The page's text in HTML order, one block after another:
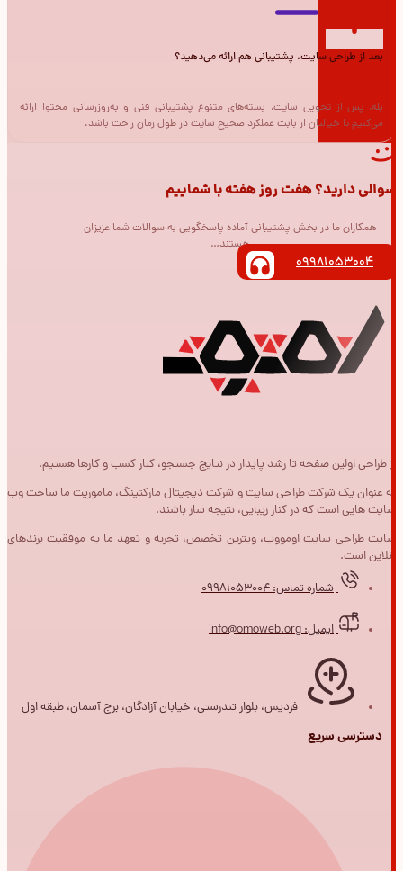
بعد از طراحی سایت، پشتیبانی هم ارائه می‌دهید؟
بله، پس از تحویل سایت، بسته‌های متنوع پشتیبانی فنی و به‌روزرسانی محتوا ارائه
می‌کنیم تا خیالتان از بابت عملکرد صحیح سایت در طول زمان راحت باشد.
سوالی دارید؟ هفت روز هفته با شماییم
همکاران ما در بخش پشتیبانی آماده پاسخگویی به سوالات شما عزیزان
هستند…
09981053004
از طراحی اولین صفحه تا رشد پایدار در نتایج جستجو، کنار کسب و کارها هستیم.
به عنوان یک شرکت طراحی سایت و شرکت دیجیتال مارکتینگ، ماموریت ما ساخت وب
سایت هایی است که در کنار زیبایی، نتیجه ساز باشند.
سایت طراحی سایت اومووب، ویترین تخصص، تجربه و تعهد ما به موفقیت برندهای
آنلاین است.
شماره تماس: 09981053004
ایمیل: info@omoweb.org
فردیس، بلوار تندرستی، خیابان آزادگان، برج آسمان، طبقه اول
دسترسی سریع